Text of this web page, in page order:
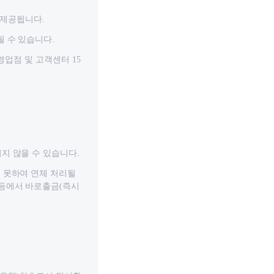
공됩니다.
수 있습니다.
업점 및 고객센터 15
않을 수 있습니다.
하여 연체 처리될
서 바로출금(즉시